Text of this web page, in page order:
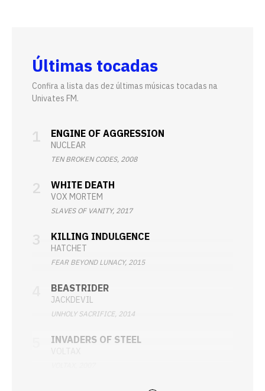
Últimas tocadas
Confira a lista das dez últimas músicas tocadas na
Univates FM.
ENGINE OF AGGRESSION
NUCLEAR
TEN BROKEN CODES, 2008
WHITE DEATH
VOX MORTEM
SLAVES OF VANITY, 2017
KILLING INDULGENCE
HATCHET
FEAR BEYOND LUNACY, 2015
BEASTRIDER
JACKDEVIL
UNHOLY SACRIFICE, 2014
INVADERS OF STEEL